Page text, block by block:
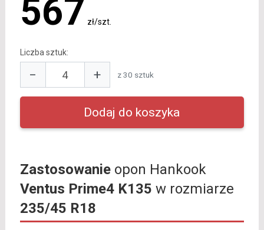
567 zł/szt.
Liczba sztuk:
− + z 30 sztuk
Zastosowanieopon Hankook
Ventus Prime4 K135 w rozmiarze
235/45 R18